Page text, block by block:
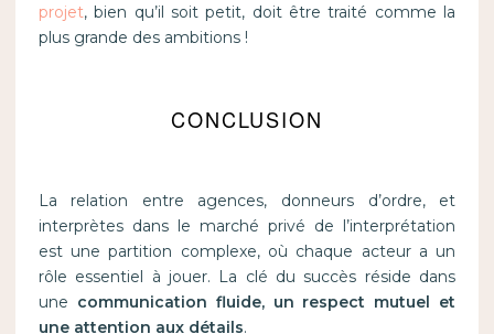
projet, bien qu’il soit petit, doit être traité comme la
plus grande des ambitions !
CONCLUSION
La relation entre agences, donneurs d’ordre, et
interprètes dans le marché privé de l’interprétation
est une partition complexe, où chaque acteur a un
rôle essentiel à jouer. La clé du succès réside dans
une communication fluide, un respect mutuel et
une attention aux détails.